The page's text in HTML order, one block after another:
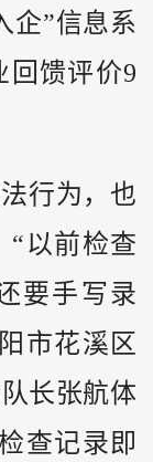
企”信息系
回馈评价9
行为，也
“以前检查
要手写录
市花溪区
长张航体
查记录即